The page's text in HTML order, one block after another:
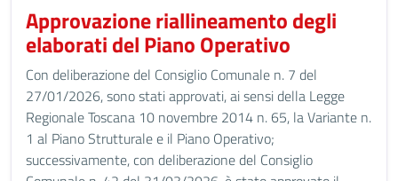
Approvazione riallineamento degli
elaborati del Piano Operativo
Con deliberazione del Consiglio Comunale n. 7 del
27/01/2026, sono stati approvati, ai sensi della Legge
Regionale Toscana 10 novembre 2014 n. 65, la Variante n.
1 al Piano Strutturale e il Piano Operativo;
successivamente, con deliberazione del Consiglio